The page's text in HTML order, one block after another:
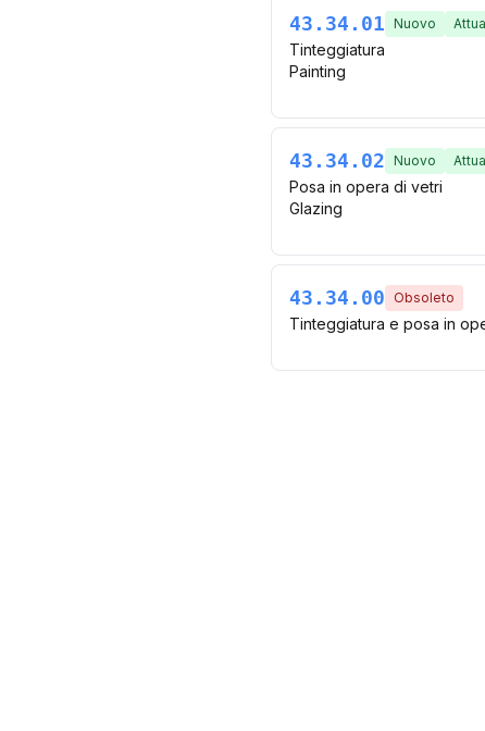
43.34.01 Nuovo
Tinteggiatura
Painting
43.34.02 Nuovo
Posa in opera di vetri
Glazing
43.34.00 Obsoleto
Tinteggiatura e posa in